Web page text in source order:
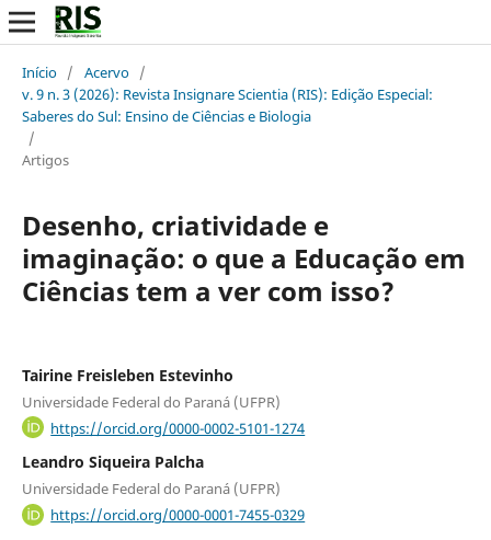
Início / Acervo /
v. 9 n. 3 (2026): Revista Insignare Scientia (RIS): Edição Especial:
Saberes do Sul: Ensino de Ciências e Biologia
/
Artigos
Desenho, criatividade e
imaginação: o que a Educação em
Ciências tem a ver com isso?
Tairine Freisleben Estevinho
Universidade Federal do Paraná (UFPR)
https://orcid.org/0000-0002-5101-1274
Leandro Siqueira Palcha
Universidade Federal do Paraná (UFPR)
https://orcid.org/0000-0001-7455-0329